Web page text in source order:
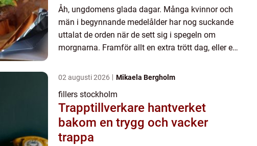
Åh, ungdomens glada dagar. Många kvinnor och
män i begynnande medelålder har nog suckande
uttalat de orden när de sett sig i spegeln om
morgnarna. Framför allt en extra trött dag, eller en
de första å...
02 augusti 2026 Mikaela Bergholm
fillers stockholm
Trapptillverkare hantverket
bakom en trygg och vacker
trappa